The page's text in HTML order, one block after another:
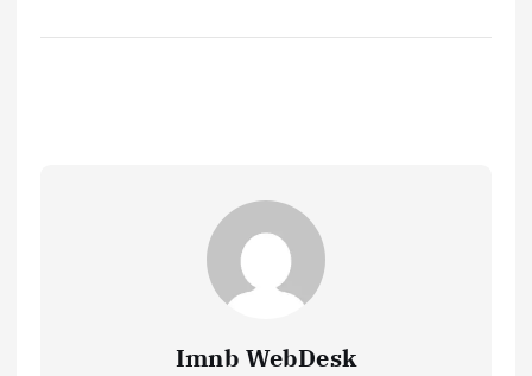
Imnb WebDesk